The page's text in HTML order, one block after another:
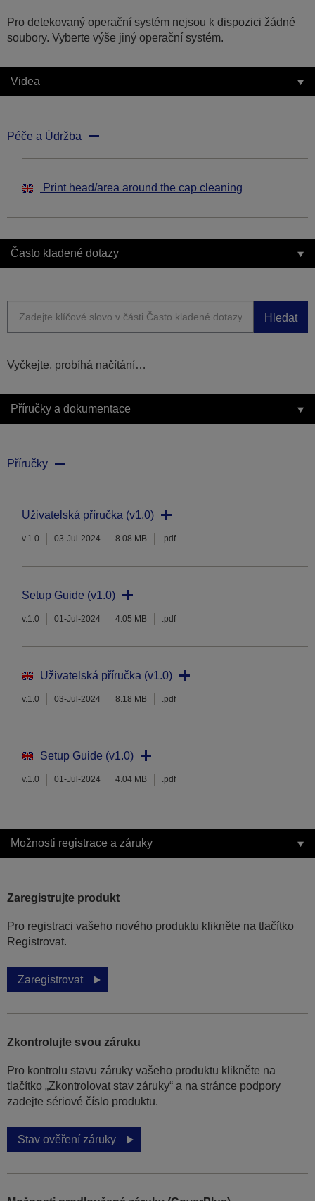
Pro detekovaný operační systém nejsou k dispozici žádné
soubory. Vyberte výše jiný operační systém.
Videa
Péče a Údržba
Print head/area around the cap cleaning
Často kladené dotazy
Hledat
Vyčkejte, probíhá načítání…
Příručky a dokumentace
Příručky
Uživatelská příručka (v1.0)
v.1.0 03-Jul-2024 8.08 MB .pdf
Setup Guide (v1.0)
v.1.0 01-Jul-2024 4.05 MB .pdf
Uživatelská příručka (v1.0)
v.1.0 03-Jul-2024 8.18 MB .pdf
Setup Guide (v1.0)
v.1.0 01-Jul-2024 4.04 MB .pdf
Možnosti registrace a záruky
Zaregistrujte produkt
Pro registraci vašeho nového produktu klikněte na tlačítko
Registrovat.
Zaregistrovat
Zkontrolujte svou záruku
Pro kontrolu stavu záruky vašeho produktu klikněte na
tlačítko „Zkontrolovat stav záruky“ a na stránce podpory
zadejte sériové číslo produktu.
Stav ověření záruky